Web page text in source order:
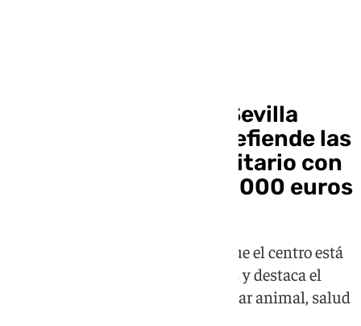
El Ayuntamiento de Sevilla
responde al PSOE y defiende las
mejoras en el Zoosanitario con
una inversión de 100.000 euros
El Gobierno municipal asegura que el centro está
operativo, niega riesgos sanitarios y destaca el
refuerzo de inversiones en bienestar animal, salud